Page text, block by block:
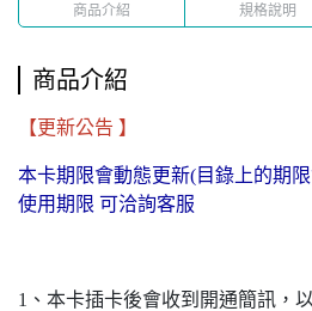
商品介紹 規格說明
商品介紹
【更新公告 】
本卡期限會動態更新(目錄上的期
使用期限 可洽詢客服
1、本卡插卡後會收到開通簡訊，